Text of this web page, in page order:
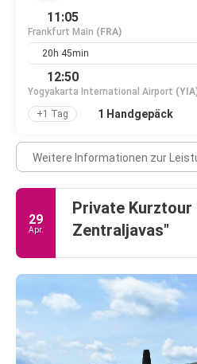
11:05
Frankfurt Main (FRA)
20h 45min
12:50
Yogyakarta International Airport
+1 Tag
1 Handgepäck
Weitere Informationen zur
29
Apr.
Private Kurztour
Zentraljavas"